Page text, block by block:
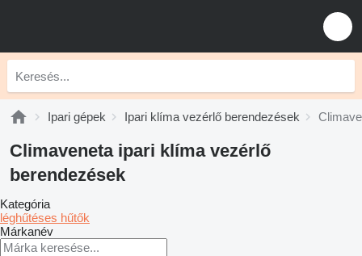
Ipari gépek Ipari klíma vezérlő berendezések
Climaveneta ipari klíma vezérlő
berendezések
Kategória
léghűtéses hűtők
Márkanév